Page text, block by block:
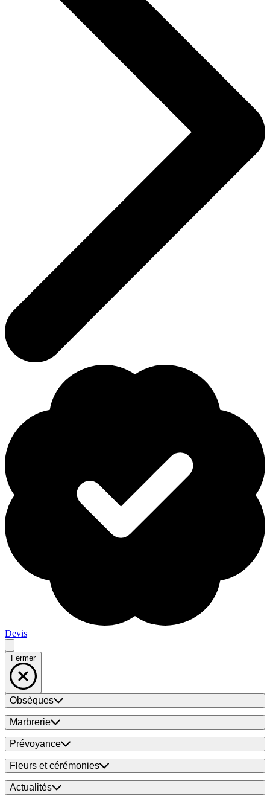
Devis
Fermer
Obsèques
Marbrerie
Prévoyance
Fleurs et cérémonies
Actualités